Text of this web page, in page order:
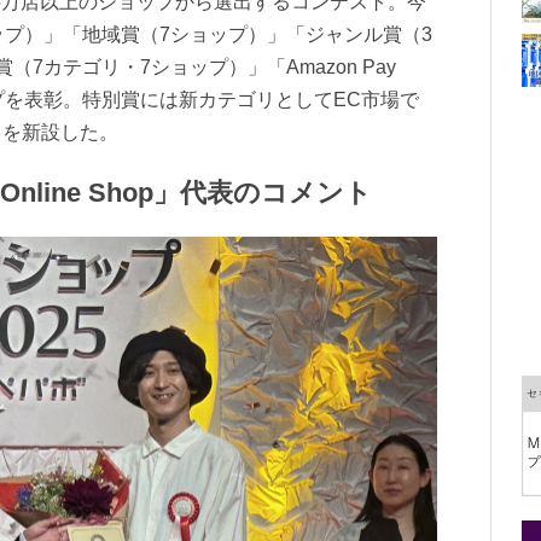
）」「地域賞（7ショップ）」「ジャンル賞（3
（7カテゴリ・7ショップ）」「Amazon Pay
表彰。特別賞には新カテゴリとしてEC市場で
新設した。
Shop」代表のコメント